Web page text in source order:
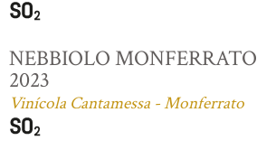
NEBBIOLO MONFERRATO
2023
Vinícola Cantamessa - Monferrato